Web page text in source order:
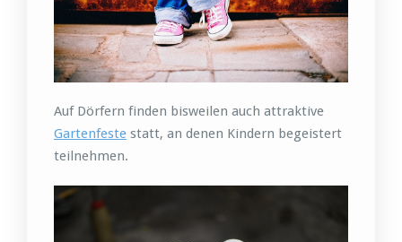
Auf Dörfern finden bisweilen auch attraktive
Gartenfeste statt, an denen Kindern begeistert
teilnehmen.